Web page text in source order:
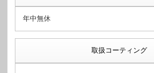
年中無休
取扱コーティング